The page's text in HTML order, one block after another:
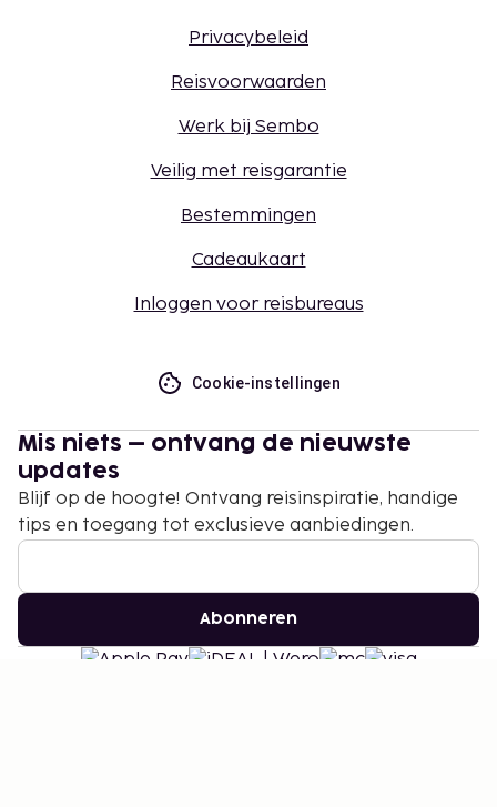
Privacybeleid
Reisvoorwaarden
Werk bij Sembo
Veilig met reisgarantie
Bestemmingen
Cadeaukaart
Inloggen voor reisbureaus
Cookie-instellingen
Mis niets – ontvang de nieuwste
updates
Blijf op de hoogte! Ontvang reisinspiratie, handige
tips en toegang tot exclusieve aanbiedingen.
Abonneren